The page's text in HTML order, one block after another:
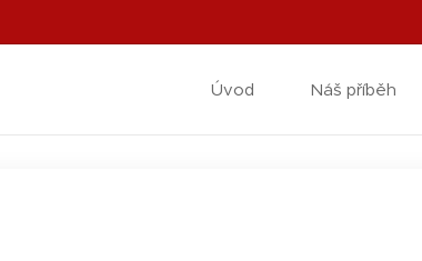
Úvod Náš příběh